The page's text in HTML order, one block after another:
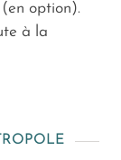
(en option).
à la